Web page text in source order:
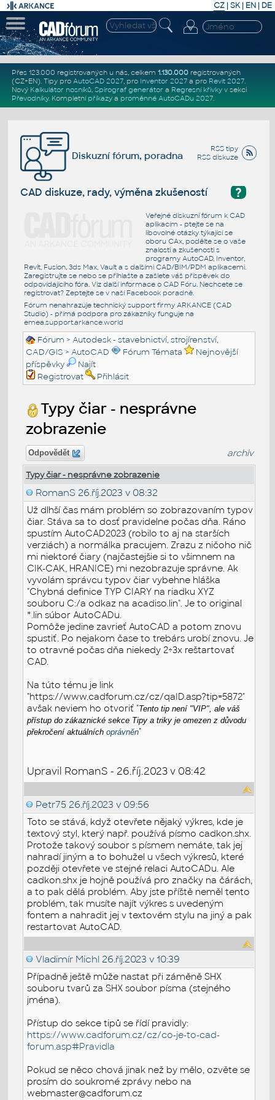
CZ | SK| EN | DE
Přes 123.000 registrovaných u nás, celkem 1.130.000registrovaných
(CZ+EN). Tipy pro AutoCAD 2027, pro Inventor 2027a pro Revit 2027.
Nový Kalkulátor nosníků, Spirograf generátor a Regresní křivkyv sekci
Převodníky. Kompletní příkazya proměnné AutoCADu 2027.
RSS tipy
RSS diskuze
Diskuzní fórum, poradna
?
CAD diskuze, rady, výměna zkušeností
Veřejné diskuzní fórum k CAD
aplikacím - ptejte se na
libovolné otázky týkající se
oboru CAx, podělte se o vaše
znalosti a zkušenosti s
programy AutoCAD, Inventor,
Revit, Fusion, 3ds Max, Vault a s dalšími CAD/BIM/PDM aplikacemi.
Zaregistrujte se nebo se přihlašte a zašlete váš příspěvek do
odpovídajícího fóra. Viz další informace o CAD Fóru. Nechcete se
registrovat? Zeptejte se v naší Facebook poradně.
Fórum nenahrazuje technický support firmy ARKANCE (CAD
Studio) - přímá podpora pro zákazníky funguje na
emea.support.arkance.world
Fórum >Autodesk - stavebnictví, strojírenství,
CAD/GIS >AutoCAD Fórum Témata
Nejnovější
příspěvky
Najít
Registrovat
Přihlásit
Typy čiar - nesprávne
zobrazenie
Odpovědět archiv
Typy čiar - nesprávne zobrazenie
RomanS 26.říj.2023 v 08:32
Už dlhší čas mám problém so zobrazovaním typov
čiar. Stáva sa to dosť pravidelne počas dňa. Ráno
spustím AutoCAD2023 (robilo to aj na starších
verziách) a normálka pracujem. Zrazu z ničoho nič
mi niektoré čiary (najčastejšie si to všimnem na
CIK-CAK, HRANICE) mi nezobrazuje správne. Ak
vyvolám správcu typov čiar vybehne hláška
"Chybná definice TYP CIARY na riadku XYZ
souboru C:/a odkaz na acadiso.lin". Je to original
*.lin súbor AutoCADu.
Pomôže jedine zavrieť AutoCAD a potom znovu
spustiť. Po nejakom čase to trebárs urobí znovu. Je
to otravné počas dňa niekedy 2÷3x reštartovať
CAD.
Na túto tému je link
"https://www.cadforum.cz/cz/qaID.asp?tip=5872"
avšak neviem ho otvoriť "Tento tip není "VIP", ale váš
přístup do zákaznické sekce Tipy a triky je omezen z důvodu
překročení aktuálníchoprávněn"
Upravil RomanS - 26.říj.2023 v 08:42
Petr75 26.říj.2023 v 09:56
Toto se stává, když otevřete nějaký výkres, kde je
textový styl, který např. používá písmo cadkon.shx.
Protože takový soubor s písmem nemáte, tak jej
nahradí jiným a to bohužel u všech výkresů, které
později otevřete ve stejné relaci AutoCADu. Ale
cadkon.shx je hojně používá pro značky na čárách,
a to pak dělá problém. Aby jste příště neměl tento
problém, tak musíte najít výkres s uvedeným
fontem a nahradit jej v textovém stylu na jiný a pak
restartovat AutoCAD.
Vladimír Michl 26.říj.2023 v 10:39
Případně ještě může nastat při záměně SHX
souboru tvarů za SHX soubor písma (stejného
jména).
Přístup do sekce tipů se řídí pravidly:
https://www.cadforum.cz/cz/co-je-to-cad-
forum.asp#Pravidla
Pokud se něco chová jinak než by mělo, ozvěte se
prosím do soukromé zprávy nebo na
webmaster@cadforum.cz